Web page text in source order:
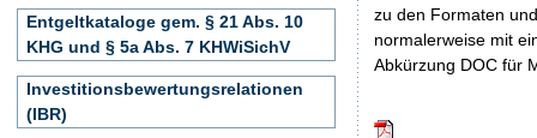
zu den Formaten
normalerweise mit
Abkürzung DOC für
Entgeltkataloge gem. § 21 Abs. 10
KHG und § 5a Abs. 7 KHWiSichV
Investitionsbewertungsrelationen
(IBR)